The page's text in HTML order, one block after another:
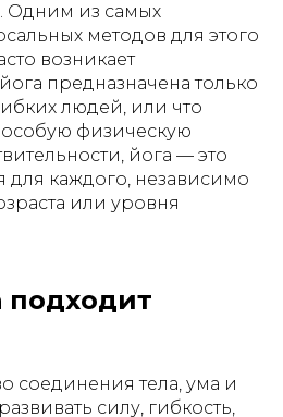
Одним из самых
методов для этого
возникает
предназначена только
людей, или что
физическую
йога — это
для каждого, независимо
или уровня
подходит
соединения тела, ума и
силу, гибкость,